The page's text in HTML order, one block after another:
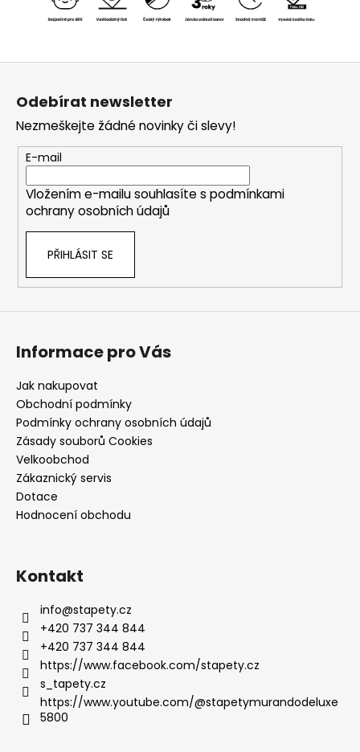
Z
Odebírat newsletter
Nezmeškejte žádné novinky či slevy!
E-mail
Vložením e-mailu souhlasíte s podmínkami
ochrany osobních údajů
PŘIHLÁSIT SE
Informace pro Vás
Jak nakupovat
Obchodní podmínky
Podmínky ochrany osobních údajů
Zásady souborů Cookies
Velkoobchod
Zákaznický servis
Dotace
Hodnocení obchodu
Kontakt
info@stapety.cz
+420 737 344 844
+420 737 344 844
https://www.facebook.com/stapety.cz
s_tapety.cz
https://www.youtube.com/@stapetymurandodeluxe
5800